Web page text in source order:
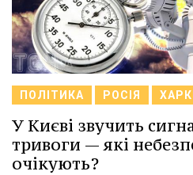
ПОЛІТИКА РОСІЯ
У Києві звучить
тривоги — які
очікують?